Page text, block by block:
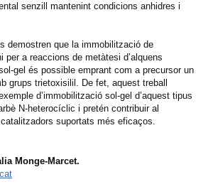
senzill mantenint condicions anhidres i
demostren que la immobilització de
per a reaccions de metàtesi d’alquens
gel és possible emprant com a precursor un
grups trietoxisilil. De fet, aquest treball
d’immobilització sol-gel d’aquest tipus
N-heterocíclic i pretén contribuir al
suportats més eficaços.
Monge-Marcet.